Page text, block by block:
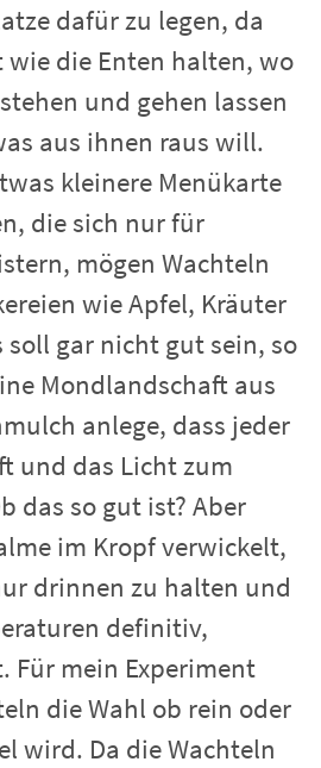
dafür zu legen, da
wie die Enten halten, wo
und gehen lassen
aus ihnen raus will.
kleinere Menükarte
die sich nur für
mögen Wachteln
wie Apfel, Kräuter
soll gar nicht gut sein, so
Mondlandschaft aus
anlege, dass jeder
und das Licht zum
das so gut ist? Aber
im Kropf verwickelt,
drinnen zu halten und
definitiv,
Für mein Experiment
die Wahl ob rein oder
wird. Da die Wachteln